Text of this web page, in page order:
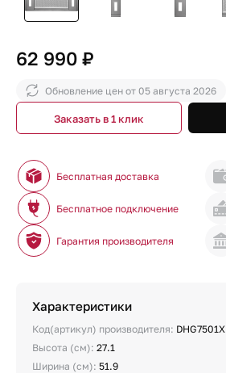
62 990 ₽
Обновление цен от 05 августа 2026
Заказать в 1 клик
Бесплатная доставка
Бесплатное подключение
Гарантия производителя
Характеристики
Код(артикул) производителя: DHG7501X
Высота (см): 27.1
Ширина (см): 51.9